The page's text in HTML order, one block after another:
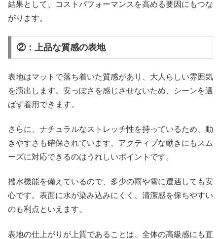
結果として、コストパフォーマンスを高める要因にもつな
がります。
②：上品な質感の表地
表地はマットで落ち着いた質感があり、大人らしい雰囲気
を演出します。安っぽさを感じさせないため、シーンを選
ばず着用できます。
さらに、ナチュラルなストレッチ性を持っているため、動
きやすさも確保されています。アクティブな動きにもスム
ーズに対応できるのはうれしいポイントです。
撥水機能を備えているので、多少の雨や雪に遭遇しても安
心です。表面に水が染み込みにくく、清潔感を保ちやすい
のも利点といえます。
表地の仕上がりが上質であることは、全体の高級感にも直